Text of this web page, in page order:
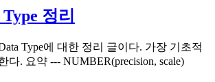
정리
Type에 대한 정리 글이다. 가장 기초적
다. 요약 --- NUMBER(precision, scale)